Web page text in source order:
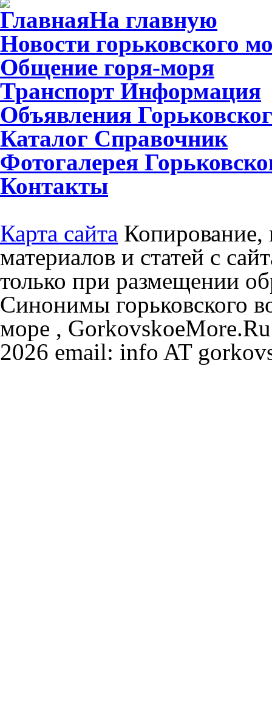
ГлавнаяНа главную
Новости горьковского
Общение горя-моря
Транспорт Информация
Объявления
Каталог Справочник
Фотогалерея
Контакты
Карта сайта Копирование,
материалов и статей с
только при размещении
Синонимы горьковского
море ,
2026 email: info AT